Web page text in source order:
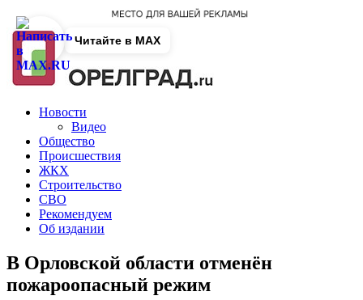
Новости
Видео
Общество
Происшествия
ЖКХ
Строительство
СВО
Рекомендуем
Об издании
В Орловской области отменён
пожароопасный режим
Читайте в MAX